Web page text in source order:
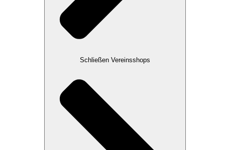
Schließen Vereinsshops